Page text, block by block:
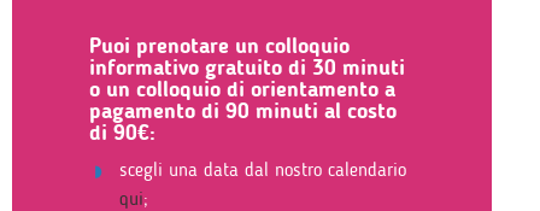
Puoi prenotare un colloquio
informativo gratuito di 30 minuti
o un colloquio di orientamento a
pagamento di 90 minuti al costo
di 90€:
scegli una data dal nostro calendario
qui;